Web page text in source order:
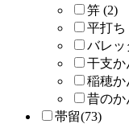
笄 (2)
平打ち
バレッ
干支か
稲穂か
昔のか
帯留(73)